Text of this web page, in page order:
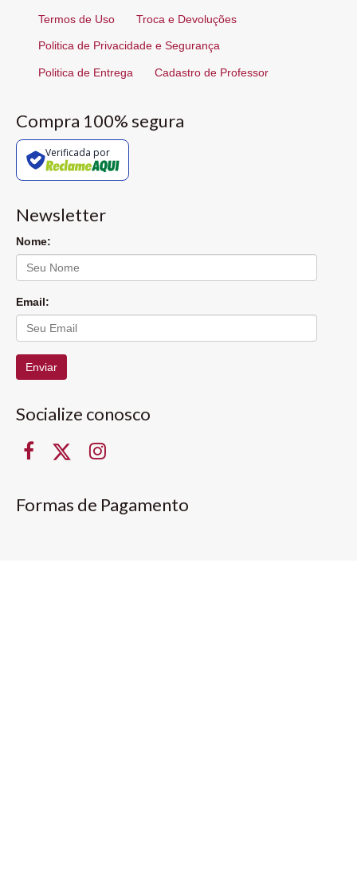
Termos de Uso Troca e Devoluções
Politica de Privacidade e Segurança
Politica de Entrega Cadastro de Professor
Compra 100% segura
Verificada por
Newsletter
Nome:
Email:
Enviar
Socialize conosco
Formas de Pagamento